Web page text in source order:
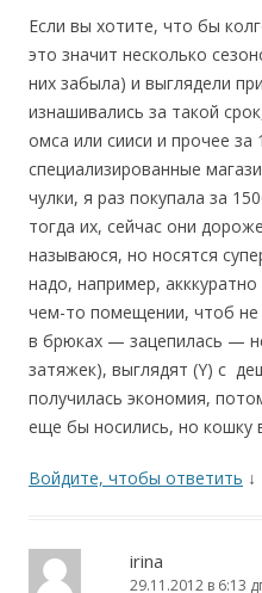
Если вы хотите, что бы
это значит несколько
них забыла) и выглядели
изнашивались за такой
омса или сииси и прочее
специализированные
чулки, я раз покупала за
тогда их, сейчас они
называюся, но носятся
надо, например,
чем-то помещении, чтоб не
в брюках — зацепилась —
затяжек), выглядят (Y) с
получилась экономия,
еще бы носились, но
Войдите, чтобы ответить ↓
irina
29.11.2012 в 6:13